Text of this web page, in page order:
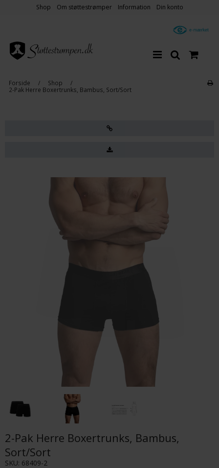
Shop Om støttestrømper Information Din konto
Forside / Shop
/
2-Pak Herre Boxertrunks, Bambus, Sort/Sort
2-Pak Herre Boxertrunks, Bambus,
Sort/Sort
SKU: 68409-2